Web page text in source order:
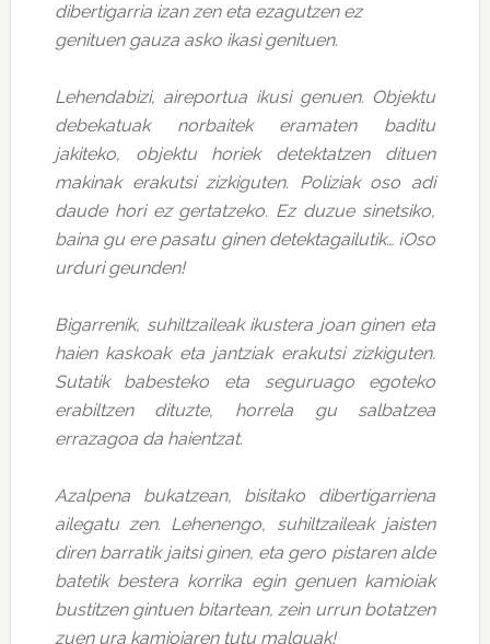
dibertigarria izan zen eta ezagutzen ez
genituen gauza asko ikasi genituen.
Lehendabizi, aireportua ikusi genuen. Objektu
debekatuak norbaitek eramaten baditu
jakiteko, objektu horiek detektatzen dituen
makinak erakutsi zizkiguten. Poliziak oso adi
daude hori ez gertatzeko. Ez duzue sinetsiko,
baina gu ere pasatu ginen detektagailutik… ¡Oso
urduri geunden!
Bigarrenik, suhiltzaileak ikustera joan ginen eta
haien kaskoak eta jantziak erakutsi zizkiguten.
Sutatik babesteko eta seguruago egoteko
erabiltzen dituzte, horrela gu salbatzea
errazagoa da haientzat.
Azalpena bukatzean, bisitako dibertigarriena
ailegatu zen. Lehenengo, suhiltzaileak jaisten
diren barratik jaitsi ginen, eta gero pistaren alde
batetik bestera korrika egin genuen kamioiak
bustitzen gintuen bitartean, zein urrun botatzen
zuen ura kamioiaren tutu malguak!